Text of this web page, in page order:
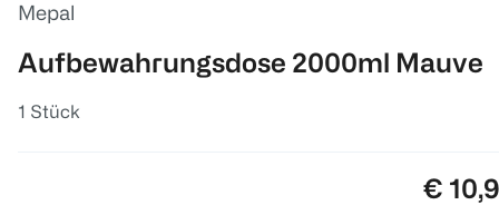
Mepal
Aufbewahrungsdose 2000ml Mauve
1 Stück
Preis:
€